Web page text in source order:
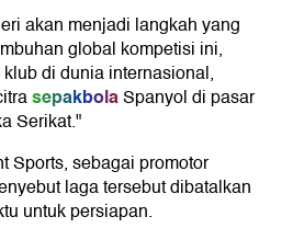
akan menjadi langkah yang
global kompetisi ini,
di dunia internasional,
sepakbolaSpanyol di pasar
Serikat."
Sports, sebagai promotor
laga tersebut dibatalkan
untuk persiapan.